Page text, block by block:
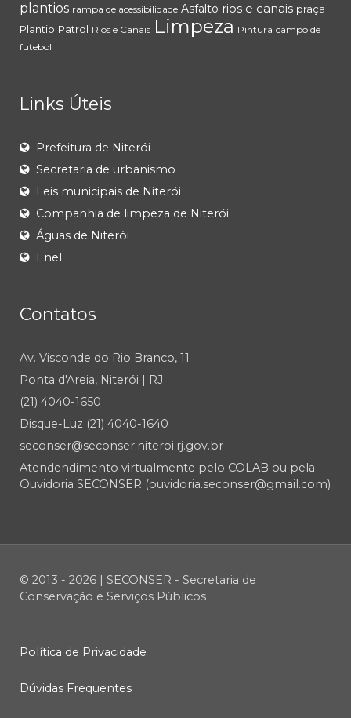
plantios rampa de acessibilidade Asfalto rios e canais praça
Plantio Patrol Rios e Canais Limpeza Pintura campo de
futebol
Links Úteis
Prefeitura de Niterói
Secretaria de urbanismo
Leis municipais de Niterói
Companhia de limpeza de Niterói
Águas de Niterói
Enel
Contatos
Av. Visconde do Rio Branco, 11
Ponta d'Areia, Niterói | RJ
(21) 4040-1650
Disque-Luz (21) 4040-1640
seconser@seconser.niteroi.rj.gov.br
Atendendimento virtualmente pelo COLAB ou pela
Ouvidoria SECONSER (ouvidoria.seconser@gmail.com)
© 2013 - 2026 | SECONSER - Secretaria de
Conservação e Serviços Públicos
Política de Privacidade
Dúvidas Frequentes